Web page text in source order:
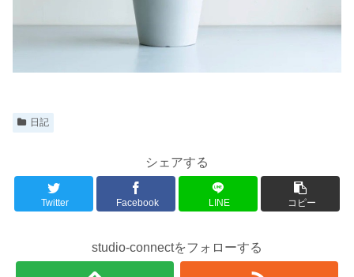
日記
シェアする
Twitter Facebook LINE コピー
studio-connectをフォローする